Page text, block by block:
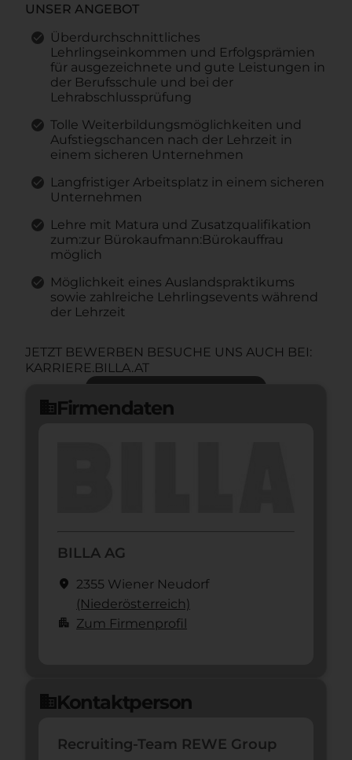
UNSER ANGEBOT
Überdurchschnittliches
Lehrlingseinkommen und Erfolgsprämien
für ausgezeichnete und gute Leistungen in
der Berufsschule und bei der
Lehrabschlussprüfung
Tolle Weiterbildungsmöglichkeiten und
Aufstiegschancen nach der Lehrzeit in
einem sicheren Unternehmen
Langfristiger Arbeitsplatz in einem sicheren
Unternehmen
Lehre mit Matura und Zusatzqualifikation
zum:zur Bürokaufmann:Bürokauffrau
möglich
Möglichkeit eines Auslandspraktikums
sowie zahlreiche Lehrlingsevents während
der Lehrzeit
JETZT BEWERBEN BESUCHE UNS AUCH BEI:
KARRIERE.BILLA.AT
domainFirmendaten
BILLA AG
location_on 2355 Wiener Neudorf
(Nieder­österreich)
apartment Zum Firmenprofil
domainKontaktperson
Recruiting-Team REWE Group